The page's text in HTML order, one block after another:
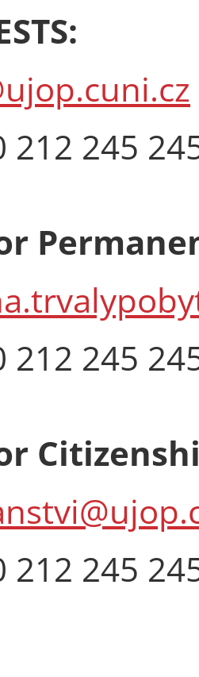
212 245
212 245
212 245